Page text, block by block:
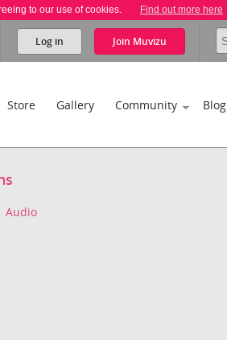
to our use of cookies. Find out more here
Log in Join Muvizu
Store Gallery Community Blog
Audio